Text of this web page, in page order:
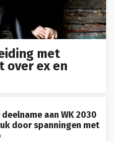
met
over ex en
aan WK 2030
door spanningen met